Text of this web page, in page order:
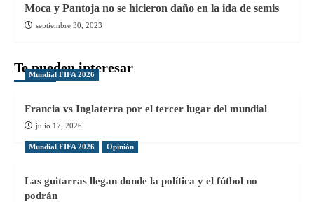
Moca y Pantoja no se hicieron daño en la ida de semis
septiembre 30, 2023
Te pueden interesar
Mundial FIFA 2026
Francia vs Inglaterra por el tercer lugar del mundial
julio 17, 2026
Mundial FIFA 2026 Opinión
Las guitarras llegan donde la política y el fútbol no
podrán